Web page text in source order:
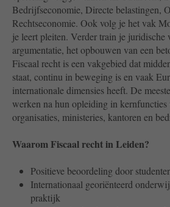
Bedrijfseconomie, Directe belastingen,
Rechtseconomie. Ook volg je het vak
je leert pleiten. Verder train je juridische
argumentatie, het opbouwen van een
Fiscaal recht is een vakgebied dat
staat, continu in beweging is en vaak
internationale dimensies heeft. De
werken na hun opleiding in
organisaties, ministeries, kantoren en
Waarom Fiscaal recht in Leiden?
Positieve beoordeling door
Internationaal georiënteerd
praktijk